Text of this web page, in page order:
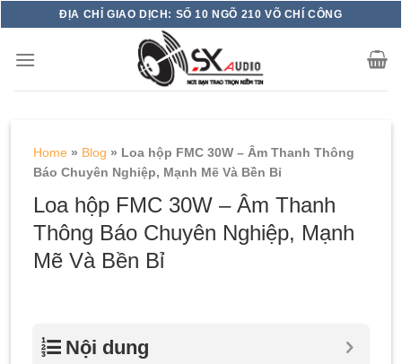
to
content
ĐỊA CHỈ GIAO DỊCH: SỐ 10 NGÕ 210 VÕ CHÍ CÔNG
Home » Blog » Loa hộp FMC 30W – Âm Thanh Thông
Báo Chuyên Nghiệp, Mạnh Mẽ Và Bền Bỉ
Loa hộp FMC 30W – Âm Thanh
Thông Báo Chuyên Nghiệp, Mạnh
Mẽ Và Bền Bỉ
Nội dung